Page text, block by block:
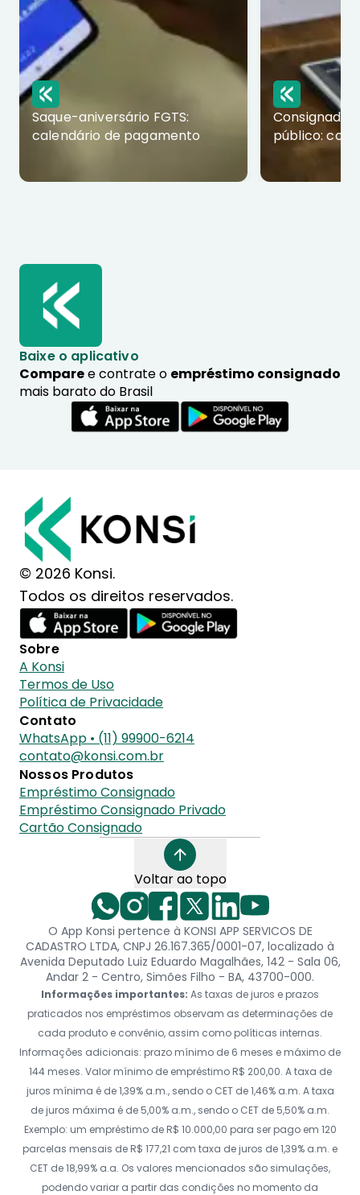
Saque-aniversário FGTS:
calendário de pagamento
Consignado
público:
Baixe o aplicativo
Comparee contrate o empréstimo consignado
mais barato do Brasil
© 2026 Konsi.
Todos os direitos reservados.
Sobre
A Konsi
Termos de Uso
Política de Privacidade
Contato
WhatsApp • (11) 99900-6214
contato@konsi.com.br
Nossos Produtos
Empréstimo Consignado
Empréstimo Consignado Privado
Cartão Consignado
Voltar ao topo
O App Konsi pertence à KONSI APP SERVICOS DE
CADASTRO LTDA, CNPJ 26.167.365/0001-07, localizado à
Avenida Deputado Luiz Eduardo Magalhães, 142 - Sala 06,
Andar 2 - Centro, Simões Filho - BA, 43700-000.
Informações importantes: As taxas de juros e prazos
praticados nos empréstimos observam as determinações de
cada produto e convênio, assim como políticas internas.
Informações adicionais: prazo mínimo de 6 meses e máximo de
144 meses. Valor mínimo de empréstimo R$ 200,00. A taxa de
juros mínima é de 1,39% a.m., sendo o CET de 1,46% a.m. A taxa
de juros máxima é de 5,00% a.m., sendo o CET de 5,50% a.m.
Exemplo: um empréstimo de R$ 10.000,00 para ser pago em 120
parcelas mensais de R$ 177,21 com taxa de juros de 1,39% a.m. e
CET de 18,99% a.a. Os valores mencionados são simulações,
podendo variar a partir das condições no momento da